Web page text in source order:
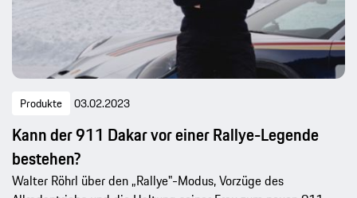
Produkte 03.02.2023
Kann der 911 Dakar vor einer Rallye-Legende
bestehen?
Walter Röhrl über den „Rallye"-Modus, Vorzüge des